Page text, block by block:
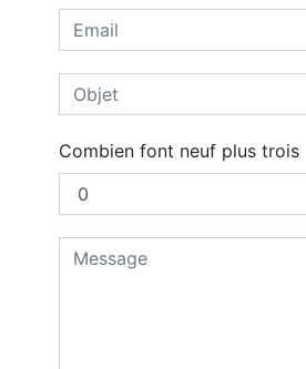
Combien font neuf plus trois